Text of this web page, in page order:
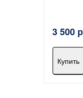
3 500
Купить